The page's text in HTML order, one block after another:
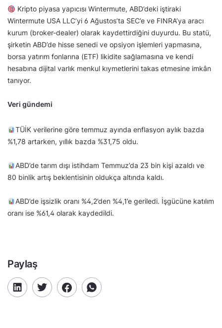
Kripto piyasa yapıcısı Wintermute, ABD’deki iştiraki
Wintermute USA LLC’yi 6 Ağustos’ta SEC’e ve FINRA’ya aracı
kurum (broker-dealer) olarak kaydettirdiğini duyurdu. Bu statü,
şirketin ABD’de hisse senedi ve opsiyon işlemleri yapmasına,
borsa yatırım fonlarına (ETF) likidite sağlamasına ve kendi
hesabına dijital varlık menkul kıymetlerini takas etmesine imkân
tanıyor.
Veri gündemi
TÜİK verilerine göre temmuz ayında enflasyon aylık bazda
%1,78 artarken, yıllık bazda %31,75 oldu.
ABD’de tarım dışı istihdam Temmuz’da 23 bin kişi azaldı ve
80 binlik artış beklentisinin oldukça altında kaldı.
ABD’de işsizlik oranı %4,2’den %4,1’e geriledi. İşgücüne katılım
oranı ise %61,4 olarak kaydedildi.
Paylaş